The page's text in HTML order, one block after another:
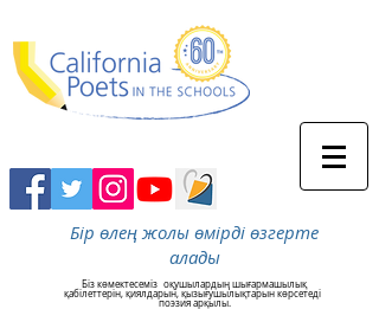
Бір өлең жолы өмірді өзгерте
алады
Біз көмектесеміз оқушылардың шығармашылық
қабілеттерін, қиялдарын, қызығушылықтарын көрсетеді
поэзия арқылы.